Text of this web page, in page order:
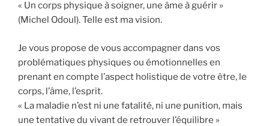
« Un corps physique à soigner, une âme à guérir »
(Michel Odoul). Telle est ma vision.
Je vous propose de vous accompagner dans vos
problématiques physiques ou émotionnelles en
prenant en compte l’aspect holistique de votre être, le
corps, l’âme, l’esprit.
« La maladie n’est ni une fatalité, ni une punition, mais
une tentative du vivant de retrouver l’équilibre »